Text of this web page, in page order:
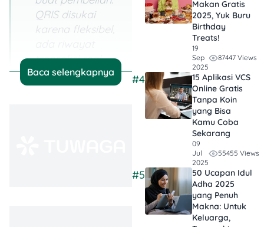
QRIS disukai
karena fleksibel,
transaksireal-
time, cepat dan
aman.
Baca selengkapnya
Makan Gratis
2025, Yuk Buru
Birthday
Treats!
19
Sep
2025
87447 Views
#4
15 Aplikasi VCS
Online Gratis
Tanpa Koin
yang Bisa
Kamu Coba
Sekarang
09
Jul
2025
55455 Views
#5
50 Ucapan Idul
Adha 2025
yang Penuh
Makna: Untuk
Keluarga,